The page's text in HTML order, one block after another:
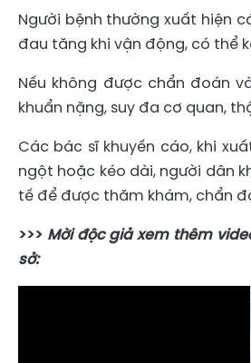
Người bệnh thường xuất hiện
đau tăng khi vận động, có thể
Nếu không được chẩn đoán
khuẩn nặng, suy đa cơ quan,
Các bác sĩ khuyến cáo, khi
ngột hoặc kéo dài, người dân
tế để được thăm khám, chẩn
>>> Mời độc giả xem thêm
sở: